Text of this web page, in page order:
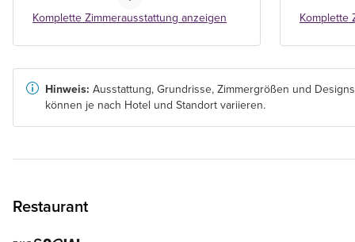
Komplette Zimmerausstattung anzeigen Komplette
Hinweis: Ausstattung, Grundrisse, Zimmergrößen und Designs
können je nach Hotel und Standort variieren.
Restaurant